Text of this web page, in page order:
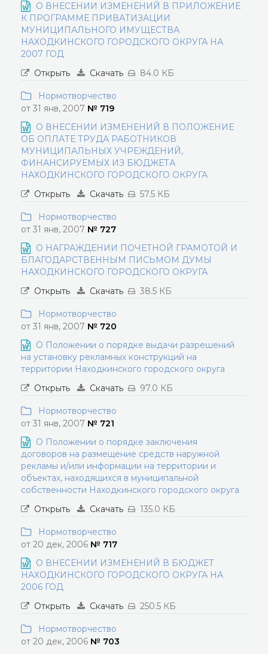
О ВНЕСЕНИИ ИЗМЕНЕНИЙ В ПРИЛОЖЕНИЕ
К ПРОГРАММЕ ПРИВАТИЗАЦИИ
МУНИЦИПАЛЬНОГО ИМУЩЕСТВА
НАХОДКИНСКОГО ГОРОДСКОГО ОКРУГА НА
2007 ГОД
Открыть
Скачать 84.0 КБ
Нормотворчество
от 31 янв, 2007 № 719
О ВНЕСЕНИИ ИЗМЕНЕНИЙ В ПОЛОЖЕНИЕ
ОБ ОПЛАТЕ ТРУДА РАБОТНИКОВ
МУНИЦИПАЛЬНЫХ УЧРЕЖДЕНИЙ,
ФИНАНСИРУЕМЫХ ИЗ БЮДЖЕТА
НАХОДКИНСКОГО ГОРОДСКОГО ОКРУГА
Открыть
Скачать 57.5 КБ
Нормотворчество
от 31 янв, 2007 № 727
О НАГРАЖДЕНИИ ПОЧЕТНОЙ ГРАМОТОЙ И
БЛАГОДАРСТВЕННЫМ ПИСЬМОМ ДУМЫ
НАХОДКИНСКОГО ГОРОДСКОГО ОКРУГА
Открыть
Скачать 38.5 КБ
Нормотворчество
от 31 янв, 2007 № 720
О Положении о порядке выдачи разрешений
на установку рекламных конструкций на
территории Находкинского городского округа
Открыть
Скачать 97.0 КБ
Нормотворчество
от 31 янв, 2007 № 721
О Положении о порядке заключения
договоров на размещение средств наружной
рекламы и/или информации на территории и
объектах, находящихся в муниципальной
собственности Находкинского городского округа
Открыть
Скачать 135.0 КБ
Нормотворчество
от 20 дек, 2006 № 717
О ВНЕСЕНИИ ИЗМЕНЕНИЙ В БЮДЖЕТ
НАХОДКИНСКОГО ГОРОДСКОГО ОКРУГА НА
2006 ГОД
Открыть
Скачать 250.5 КБ
Нормотворчество
от 20 дек, 2006 № 703